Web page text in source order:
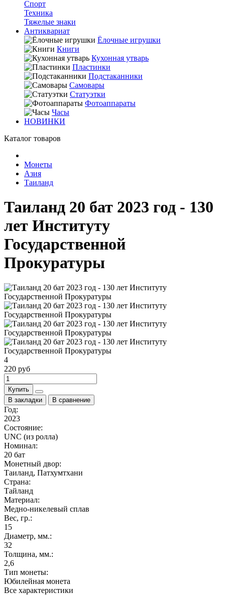
Спорт
Техника
Тяжелые знаки
Антиквариат
Ёлочные игрушки
Книги
Кухонная утварь
Пластинки
Подстаканники
Самовары
Статуэтки
Фотоаппараты
Часы
НОВИНКИ
Каталог товаров
Монеты
Азия
Таиланд
Таиланд 20 бат 2023 год - 130
лет Институту
Государственной
Прокуратуры
4
220 руб
Купить
В закладки
В сравнение
Год:
2023
Состояние:
UNC (из ролла)
Номинал:
20 бат
Монетный двор:
Таиланд, Патхумтхани
Страна:
Тайланд
Материал:
Медно-никелевый сплав
Вес, гр.:
15
Диаметр, мм.:
32
Толщина, мм.:
2,6
Тип монеты:
Юбилейная монета
Все характеристики